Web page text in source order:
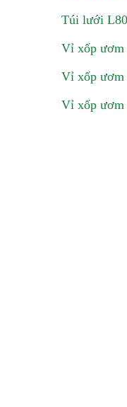
Túi lưới
Vỉ xốp ươm
Vỉ xốp ươm
Vỉ xốp ươm